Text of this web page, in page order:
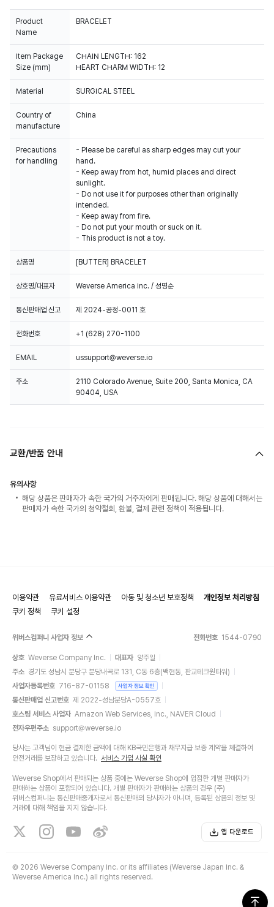
Product
Name
BRACELET
Item Package
Size (mm)
CHAIN LENGTH: 162
HEART CHARM WIDTH: 12
Material SURGICAL STEEL
Country of
manufacture
China
Precautions
for handling
- Please be careful as sharp edges may cut your
hand.
- Keep away from hot, humid places and direct
sunlight.
- Do not use it for purposes other than originally
intended.
- Keep away from fire.
- Do not put your mouth or suck on it.
- This product is not a toy.
상품명 [BUTTER] BRACELET
상호명/대표자 Weverse America Inc. / 성명순
통신판매업 신고 제 2024-공정-0011 호
전화번호 +1 (628) 270-1100
EMAIL ussupport@weverse.io
주소
2110 Colorado Avenue, Suite 200, Santa Monica, CA
90404, USA
교환/반품 안내
유의사항
해당 상품은 판매자가 속한 국가의 거주자에게 판매됩니다. 해당 상품에 대해서는
판매자가 속한 국가의 청약철회, 환불, 결제 관련 정책이 적용됩니다.
이용약관 유료서비스 이용약관 아동 및 청소년 보호정책
개인정보 처리방침
쿠키 정책
쿠키 설정
위버스컴퍼니 사업자 정보 전화번호 1544-0790
상호 Weverse Company Inc. 대표자 양주일
주소 경기도 성남시 분당구 분당내곡로 131, C동 6층(백현동, 판교테크원타워)
사업자등록번호 716-87-01158 사업자 정보 확인
통신판매업 신고번호 제 2022-성남분당A-0557호
호스팅 서비스 사업자 Amazon Web Services, Inc., NAVER Cloud
전자우편주소 support@weverse.io
당사는 고객님이 현금 결제한 금액에 대해 KB국민은행과 채무지급 보증 계약을 체결하여
안전거래를 보장하고 있습니다. 서비스 가입 사실 확인
Weverse Shop에서 판매되는 상품 중에는 Weverse Shop에 입점한 개별 판매자가
판매하는 상품이 포함되어 있습니다. 개별 판매자가 판매하는 상품의 경우 (주)
위버스컴퍼니는 통신판매중개자로서 통신판매의 당사자가 아니며, 등록된 상품의 정보 및
거래에 대해 책임을 지지 않습니다.
앱 다운로드
© 2026 Weverse Company Inc. or its affiliates (Weverse Japan Inc. &
Weverse America Inc.) all rights reserved.